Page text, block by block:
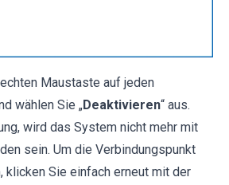
Maustaste auf jeden
wählen Sie „Deaktivieren“ aus.
wird das System nicht mehr mit
sein. Um die Verbindungspunkt
klicken Sie einfach erneut mit der